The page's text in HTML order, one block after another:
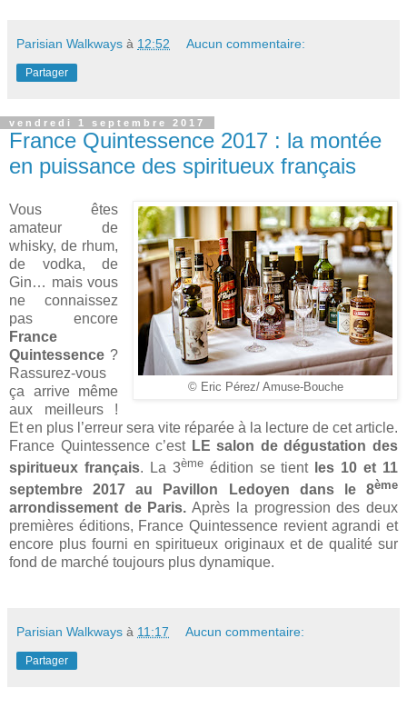
Parisian Walkways à 12:52 Aucun commentaire:
Partager
vendredi 1 septembre 2017
France Quintessence 2017 : la montée
en puissance des spiritueux français
© Eric Pérez/ Amuse-Bouche
Vous êtes
amateur de
whisky, de rhum,
de vodka, de
Gin… mais vous
ne connaissez
pas encore
France
Quintessence ?
Rassurez-vous
ça arrive même
aux meilleurs !
Et en plus l’erreur sera vite réparée à la lecture de cet article.
France Quintessence c’est LE salon de dégustation des
spiritueux français. La 3èmeédition se tient les 10 et 11
septembre 2017 au Pavillon Ledoyen dans le 8ème
arrondissement de Paris. Après la progression des deux
premières éditions, France Quintessence revient agrandi et
encore plus fourni en spiritueux originaux et de qualité sur
fond de marché toujours plus dynamique.
Parisian Walkways à 11:17 Aucun commentaire:
Partager